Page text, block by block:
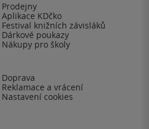
Prodejny
Aplikace KDčko
Festival knižních závisláků
Dárkové poukazy
Nákupy pro školy
Doprava
Reklamace a vrácení
Nastavení cookies